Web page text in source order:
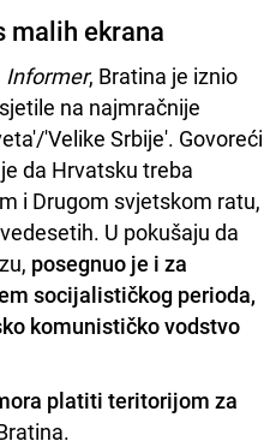
malih ekrana
Informer, Bratina je iznio
na najmračnije
'Velike Srbije'. Govoreći
da Hrvatsku treba
i Drugom svjetskom ratu,
U pokušaju da
posegnuo je i za
socijalističkog perioda,
komunističko vodstvo
platiti teritorijom za